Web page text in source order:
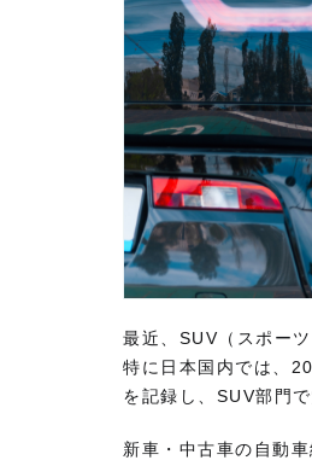
最近、SUV（スポー
特に日本国内では、
を記録し、SUV部門
新車・中古車の自動